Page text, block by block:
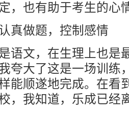
，也有助于考生的心
做题，控制感情
文，在生理上也是
夸大了这是一场训练
能顺遂地完成。在看
，我知道，乐成已经